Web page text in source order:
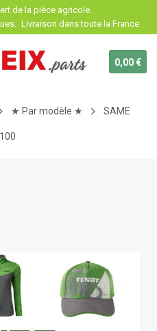
de la pièce agricole.
Livraison dans toute la France
0,00 €
★ Par modèle ★ SAME